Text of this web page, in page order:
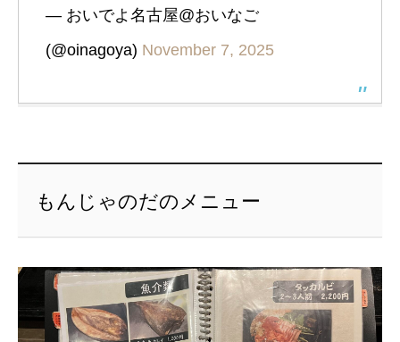
— おいでよ名古屋@おいなご
(@oinagoya) November 7, 2025
もんじゃのだのメニュー